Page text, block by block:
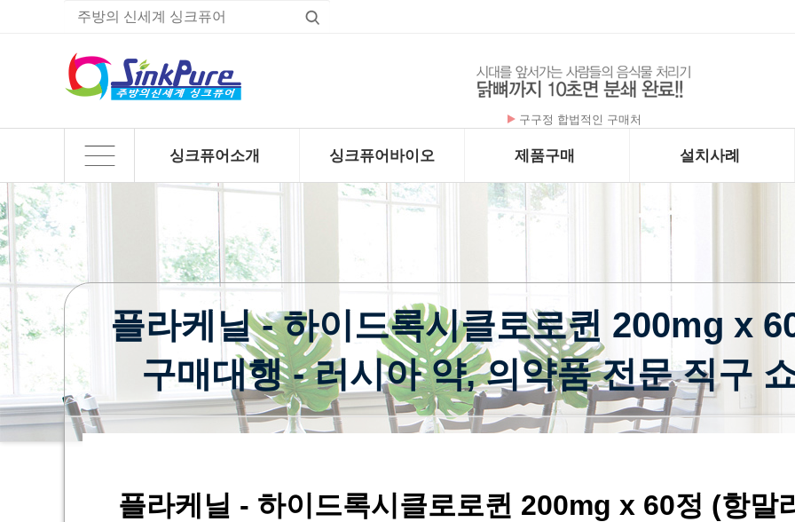
구구정 합법적인 구매처
싱크퓨어소개 싱크퓨어바이오
제품구매
하위분류
설치사례
하위분류
플라케닐 - 하이드록시클로로퀸 200mg x
구매대행 - 러시아 약, 의약품 전문 직구
플라케닐 - 하이드록시클로로퀸 200mg x 60정 (항말